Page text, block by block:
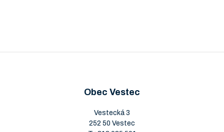
Obec Vestec
Vestecká 3
252 50 Vestec